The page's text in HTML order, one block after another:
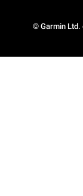
© Garmin Ltd.